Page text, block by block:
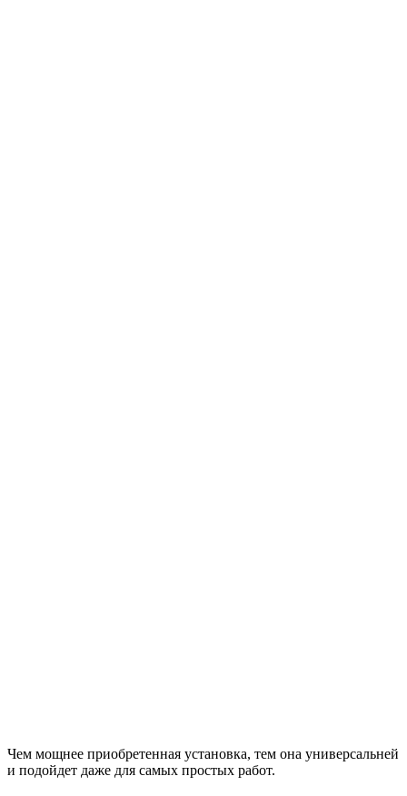
Чем мощнее приобретенная установка, тем она универсальней
и подойдет даже для самых простых работ.